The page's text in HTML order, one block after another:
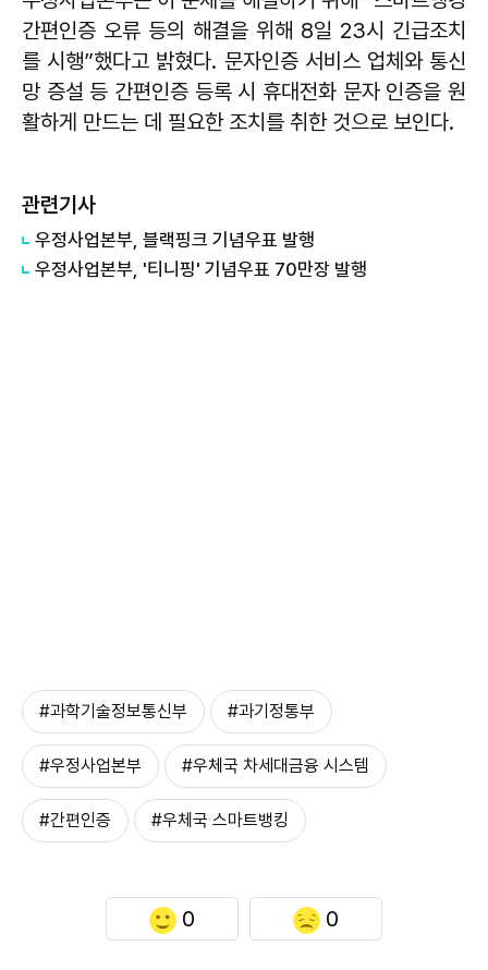
간편인증 오류 등의 해결을 위해 8일 23시 긴급조치
를 시행”했다고 밝혔다. 문자인증 서비스 업체와 통신
망 증설 등 간편인증 등록 시 휴대전화 문자 인증을 원
활하게 만드는 데 필요한 조치를 취한 것으로 보인다.
관련기사
우정사업본부, 블랙핑크 기념우표 발행
우정사업본부, '티니핑' 기념우표 70만장 발행
#과학기술정보통신부 #과기정통부
#우정사업본부 #우체국 차세대금융 시스템
#간편인증 #우체국 스마트뱅킹
0 0